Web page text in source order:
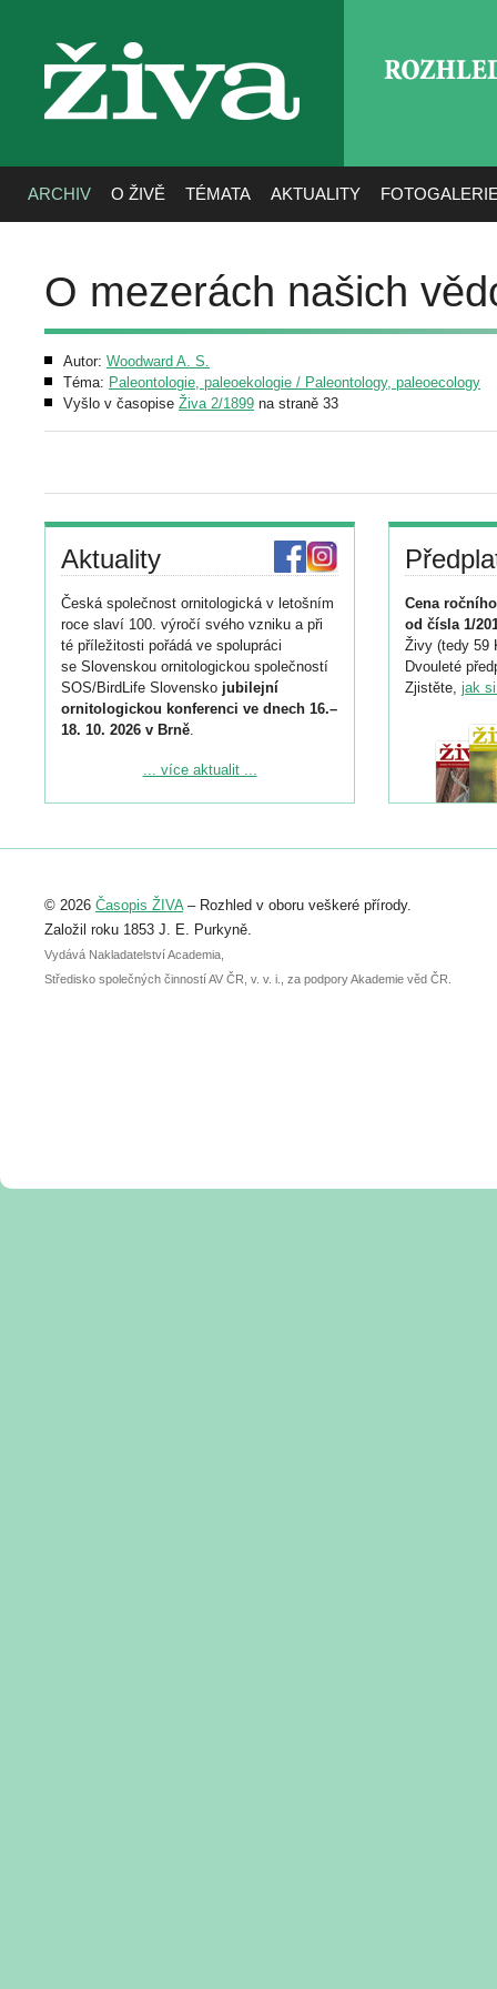
živa
ARCHIV O ŽIVĚ TÉMATA AKTUALITY
O mezerách našich
Autor: Woodward A. S.
Téma: Paleontologie, paleoekologie / Paleontology, paleoecology
Vyšlo v časopise Živa 2/1899 na straně 33
Aktuality
Česká společnost ornitologická v letošním
roce slaví 100. výročí svého vzniku a při
té příležitosti pořádá ve spolupráci
se Slovenskou ornitologickou společností
SOS/BirdLife Slovensko jubilejní
ornitologickou konferenci ve dnech 16.–
18. 10. 2026 v Brně.
Podrobnější informace ke konferenci
Registrovat se můžete do 6. září.
abstraktu přihlášené přednášky nebo
posteru je už 30. června.
... více aktualit ...
Cena
od čísla 1/
Živy (tedy 59
Dvouleté
Zjistěte, jak
© 2026 Časopis ŽIVA– Rozhled v oboru veškeré přírody.
Založil roku 1853 J. E. Purkyně.
Vydává Nakladatelství Academia,
Středisko společných činností AV ČR, v. v. i., za podpory Akademie věd ČR.